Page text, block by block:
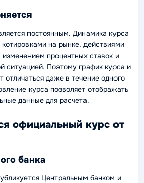
постоянным. Динамика курса
котировками на рынке, действиями
изменением процентных ставок и
ситуацией. Поэтому график курса и
отличаться даже в течение одного
курса позволяет отображать
данные для расчета.
официальный курс от
банка
Центральным банком и